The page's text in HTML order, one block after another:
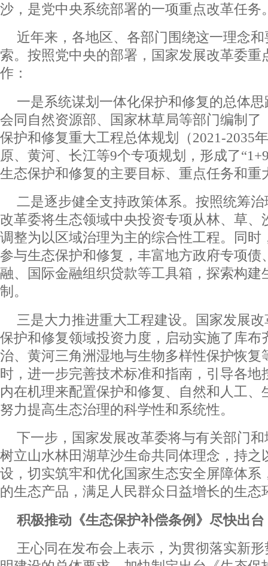
沙，是党中央系统部署的一项重点改革任务
近年来，各地区、各部门围绕这一理念
索。按照党中央的部署，国家发展改革委重
作：
一是系统谋划一体化保护和修复的总体
会同自然资源部、国家林草局等部门编制了
保护和修复重大工程总体规划（2021-2035
原、黄河、长江等9个专项规划，形成了
生态保护和修复的主要目标、重点任务和重
二是逐步健全支持政策体系。按照统筹
改革委将生态领域中央投资专项从林、草、
调整为以区域治理为主的综合性工程。同时
参与生态保护和修复，丰富地方政府专项债
融、国际金融组织贷款等工具箱，探索构建
制。
三是大力推进重大工程建设。国家发展
保护和修复领域投资力度，启动实施了库布
治、黄河三角洲湿地与生物多样性保护恢复
时，进一步完善技术标准和指南，引导各地
内在机理来配置保护和修复、自然和人工、
努力提高生态治理的科学性和系统性。
下一步，国家发展改革委将与有关部门
树立山水林田湖草沙生命共同体理念，持之
设，切实筑牢和优化国家生态安全屏障体系
的生态产品，满足人民群众日益增长的生态
积极推动《生态保护补偿条例》尽快出台
王心同在发布会上表示，为贯彻落实新